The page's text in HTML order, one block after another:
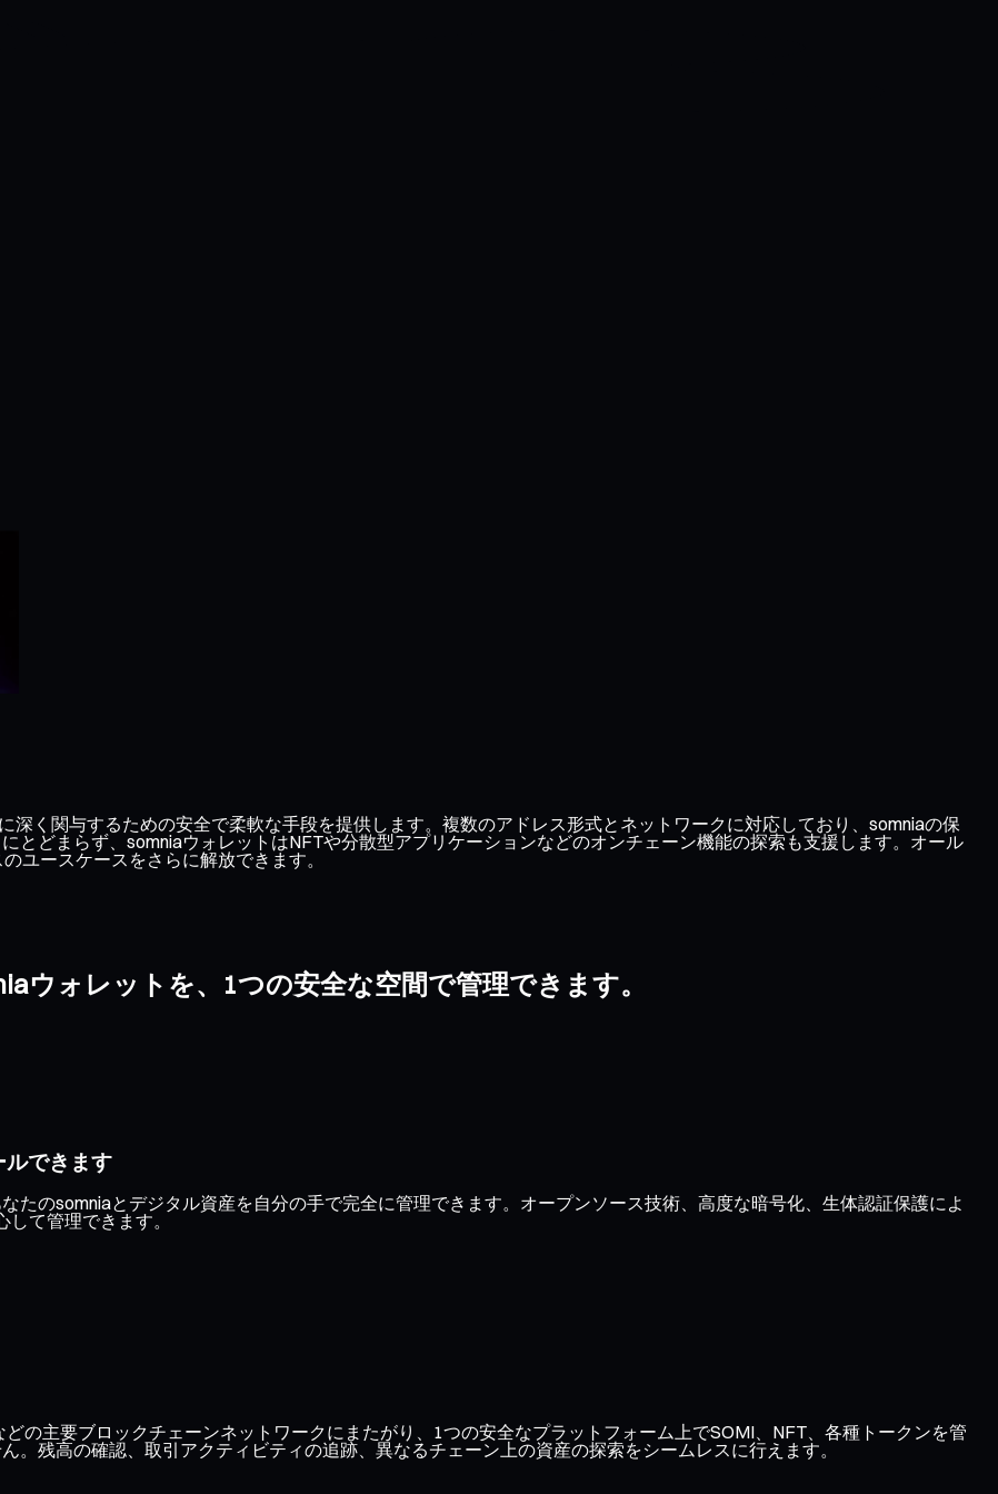
深く関与するための安全で柔軟な手段を提供します。複数のアドレス形式とネットワークに対応しており、somniaの保
とどまらず、somniaウォレットはNFTや分散型アプリケーションなどのオンチェーン機能の探索も支援します。オール
ユースケースをさらに解放できます。
ウォレットを、1つの安全な空間で管理できます。
できます
たのsomniaとデジタル資産を自分の手で完全に管理できます。オープンソース技術、高度な暗号化、生体認証保護によ
て管理できます。
の主要ブロックチェーンネットワークにまたがり、1つの安全なプラットフォーム上でSOMI、NFT、各種トークンを管
。残高の確認、取引アクティビティの追跡、異なるチェーン上の資産の探索をシームレスに行えます。